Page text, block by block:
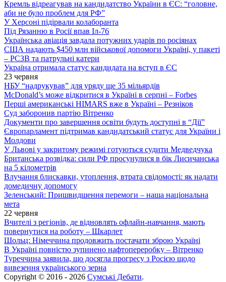
Кремль відреагував на кандидатство України в ЄС: “головне,
аби не було проблем для РФ”
У Херсоні підірвали колаборанта
Під Рязанню в Росії впав Іл-76
Українська авіація завдала потужних ударів по росіянах
США надають $450 млн військової допомоги Україні, у пакеті
– РСЗВ та патрульні катери
Україна отримала статус кандидата на вступ в ЄС
23 червня
НБУ “надрукував” для уряду ще 35 мільярдів
McDonald’s може відкритися в Україні в серпні – Forbes
Перші американські HIMARS вже в Україні – Резніков
Суд заборонив партію Вітренко
Документи про завершення освіти будуть доступні в “Дії”
Європарламент підтримав кандидатський статус для України і
Молдови
У Львові у закритому режимі готуються судити Медведчука
Британська розвідка: сили РФ просунулися в бік Лисичанська
на 5 кілометрів
Влучання блискавки, утоплення, втрата свідомості: як надати
домедичну допомогу
Зеленський: Пришвидшення перемоги – наша національна
мета
22 червня
Вчителі з регіонів, де відновлять офлайн-навчання, мають
повернутися на роботу – Шкарлет
Шольц: Німеччина продовжить постачати зброю Україні
В Україні повністю зупинено нафтопереробку – Вітренко
Туреччина заявила, що досягла прогресу з Росією щодо
вивезення українського зерна
Copyright © 2016 - 2026 Сумські Дебати.